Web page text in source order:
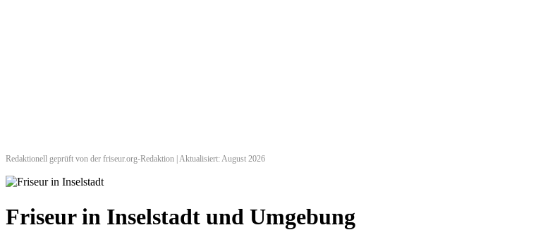
Redaktionell geprüft von der friseur.org-Redaktion | Aktualisiert: August 2026
Friseur in Inselstadt und Umgebung